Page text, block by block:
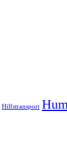
Hilfstransport